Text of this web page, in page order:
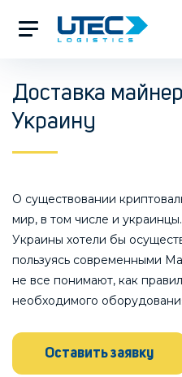
Доставка
Украину
О существовании
мир, в том числе и
Украины хотели бы
пользуясь современными
не все понимают, как
необходимого
Оставить заявку